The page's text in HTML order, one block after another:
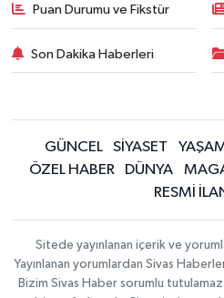
Puan Durumu ve Fikstür
Son Dakika Haberleri
GÜNCEL SİYASET
ÖZEL HABER
DÜNYA
RESMİ
Sitede yayınlanan içerik ve
Yayınlanan yorumlardan Sivas
Bizim Sivas Haber sorumlu